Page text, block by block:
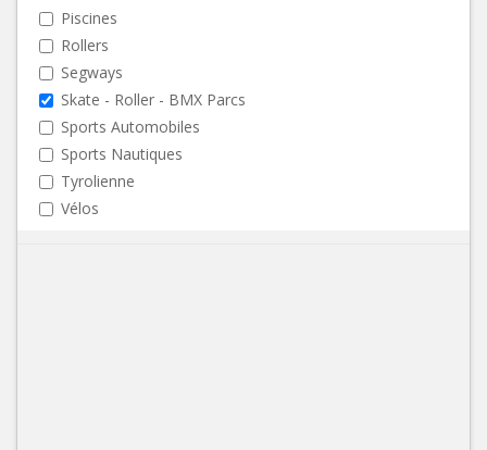
Piscines
Rollers
Segways
Skate - Roller - BMX Parcs
Sports Automobiles
Sports Nautiques
Tyrolienne
Vélos